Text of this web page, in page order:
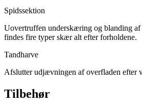
Spidssektion
Uovertruffen underskæring og blanding
findes fire typer skær alt efter forholdene.
Tandharve
Afslutter udjævningen af overfladen efter
Tilbehør